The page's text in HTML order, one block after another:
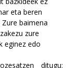
eta beren
baimena
zure
eginez edo
ditugu: